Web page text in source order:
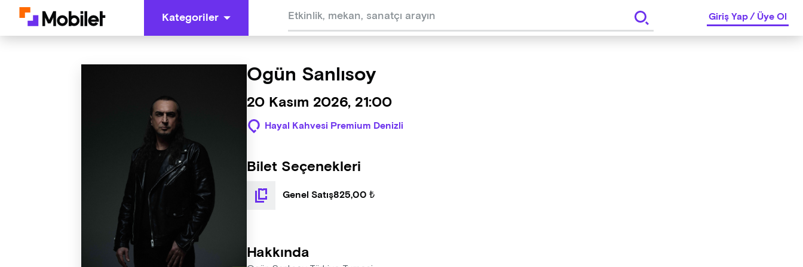
Kategoriler Giriş Yap/Üye Ol
Ogün Sanlısoy
20 Kasım 2026, 21:00
Hayal Kahvesi Premium Denizli
Bilet Seçenekleri
Genel Satış825,00 ₺
Hakkında